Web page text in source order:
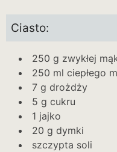
Ciasto:
250 g zwykłej
250 ml ciepłego
7 g drożdży
5 g cukru
1 jajko
20 g dymki
szczypta soli